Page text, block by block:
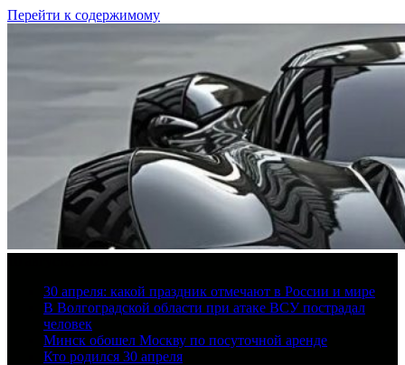
Перейти к содержимому
30 апреля: какой праздник отмечают в России и мире
В Волгоградской области при атаке ВСУ пострадал
человек
Минск обошел Москву по посуточной аренде
Кто родился 30 апреля